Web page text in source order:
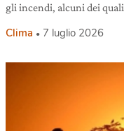
gli incendi, alcuni dei
Clima 7 luglio 2026